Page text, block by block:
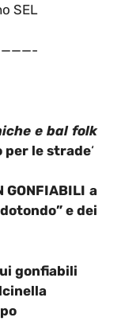
SEL
e bal folk
per le strade‘
GONFIABILI a
e dei
gonfiabili